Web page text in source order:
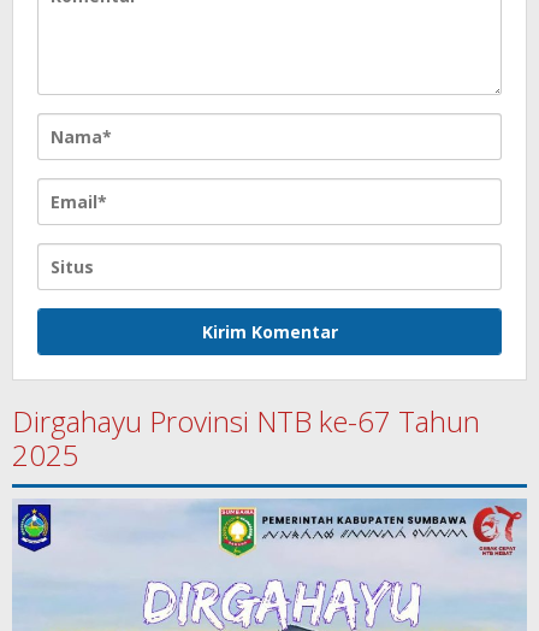
Dirgahayu Provinsi NTB ke-67 Tahun
2025